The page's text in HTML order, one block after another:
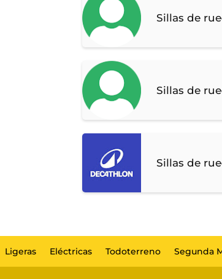
Sillas de
Sillas de
Sillas de
Ligeras Eléctricas Todoterreno Segunda